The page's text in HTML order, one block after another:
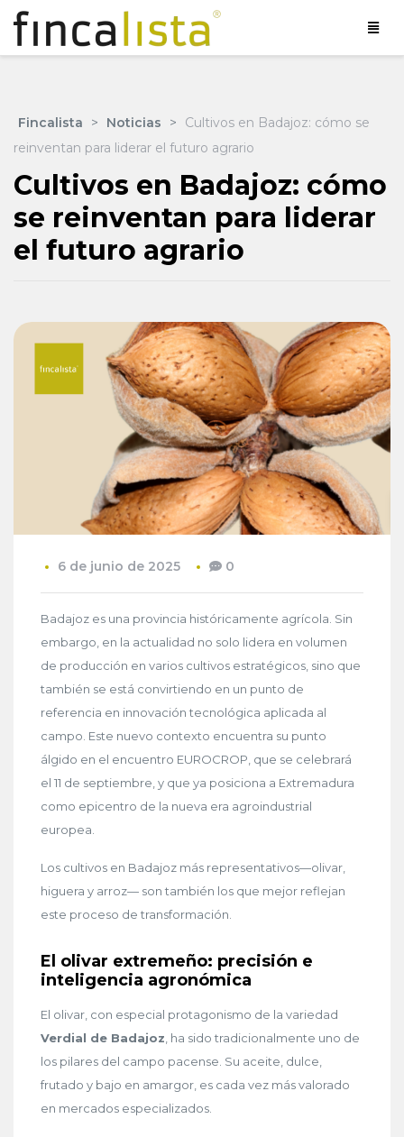
Fincalista > Noticias >
Cultivos en Badajoz: cómo se
reinventan para liderar el futuro agrario
Cultivos en Badajoz: cómo
se reinventan para liderar
el futuro agrario
6 de junio de 2025 0
Badajoz es una provincia históricamente agrícola. Sin
embargo, en la actualidad no solo lidera en volumen
de producción en varios cultivos estratégicos, sino que
también se está convirtiendo en un punto de
referencia en innovación tecnológica aplicada al
campo. Este nuevo contexto encuentra su punto
álgido en el encuentro EUROCROP, que se celebrará
el 11 de septiembre, y que ya posiciona a Extremadura
como epicentro de la nueva era agroindustrial
europea.
Los cultivos en Badajoz más representativos—olivar,
higuera y arroz— son también los que mejor reflejan
este proceso de transformación.
El olivar extremeño: precisión e
inteligencia agronómica
El olivar, con especial protagonismo de la variedad
Verdial de Badajoz , ha sido tradicionalmente uno de
los pilares del campo pacense. Su aceite, dulce,
frutado y bajo en amargor, es cada vez más valorado
en mercados especializados.